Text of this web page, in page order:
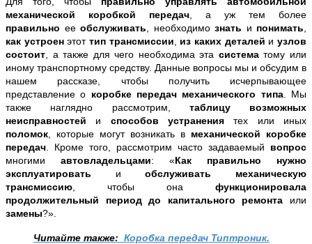
механической коробкой передач , а уж тем более
правильно ее обслуживать , необходимо знать и понимать
как устроенэтоттип трансмиссии из каких деталей иузлов
состоит , а также для чего необходима эта систематому или
иному транспортному средству. Данные вопросы мы и обсудим в
нашем рассказе, чтобы получить исчерпывающее
представление о коробке передач механического типа. Мы
также наглядно рассмотрим, таблицу возможных
неисправностей и способов устранениятех или иных
поломок , которые могут возникать в механической коробке
передач . Кроме того, рассмотрим часто задаваемый вопрос
многими автовладельцами: «Как правильно нужно
эксплуатировать иобслуживать механическую
трансмиссию , чтобы она функционировала
продолжительный период до капитального ремонта или
замены?».
Читайте также: Коробка передач Типтроник.